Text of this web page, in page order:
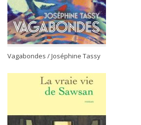
Vagabondes / Joséphine Tassy